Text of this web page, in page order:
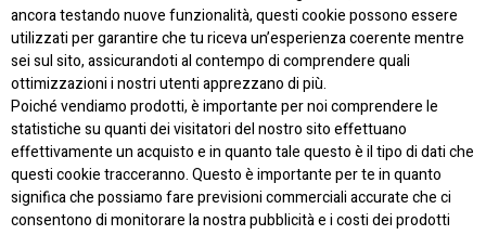
ancora testando nuove funzionalità, questi cookie possono essere
utilizzati per garantire che tu riceva un’esperienza coerente mentre
sei sul sito, assicurandoti al contempo di comprendere quali
ottimizzazioni i nostri utenti apprezzano di più.
Poiché vendiamo prodotti, è importante per noi comprendere le
statistiche su quanti dei visitatori del nostro sito effettuano
effettivamente un acquisto e in quanto tale questo è il tipo di dati che
questi cookie tracceranno. Questo è importante per te in quanto
significa che possiamo fare previsioni commerciali accurate che ci
consentono di monitorare la nostra pubblicità e i costi dei prodotti